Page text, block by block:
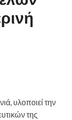
υλοποιεί την
της